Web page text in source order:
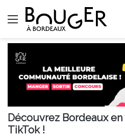
Menu
Découvrez Bordeaux
TikTok !